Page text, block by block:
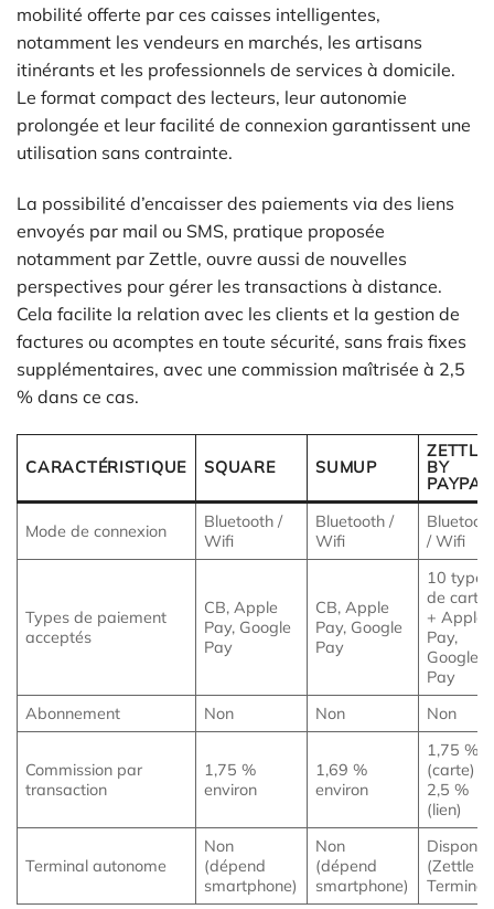
mobilité offerte par ces caisses intelligentes,
notamment les vendeurs en marchés, les artisans
itinérants et les professionnels de services à domicile.
Le format compact des lecteurs, leur autonomie
prolongée et leur facilité de connexion garantissent une
utilisation sans contrainte.
La possibilité d’encaisser des paiements via des liens
envoyés par mail ou SMS, pratique proposée
notamment par Zettle, ouvre aussi de nouvelles
perspectives pour gérer les transactions à distance.
Cela facilite la relation avec les clients et la gestion de
factures ou acomptes en toute sécurité, sans frais fixes
supplémentaires, avec une commission maîtrisée à 2,5
% dans ce cas.
CARACTÉRISTIQUE SQUARE SUMUP
ZETTLE
BY
PAYPAL
Mode de connexion
Bluetooth /
Wifi
Bluetooth /
Wifi
/ Wifi
Types de paiement
acceptés
CB, Apple
Pay, Google
Pay
CB, Apple
Pay, Google
Pay
10 types
de
+ Apple
Pay,
Google
Pay
Abonnement
Non Non Non
Commission par
transaction
1,75 %
environ
1,69 %
environ
1,75 %
(carte) /
2,5 %
(lien)
Terminal autonome
Non
(dépend
smartphone)
Non
(dépend
smartphone)
(Zettle